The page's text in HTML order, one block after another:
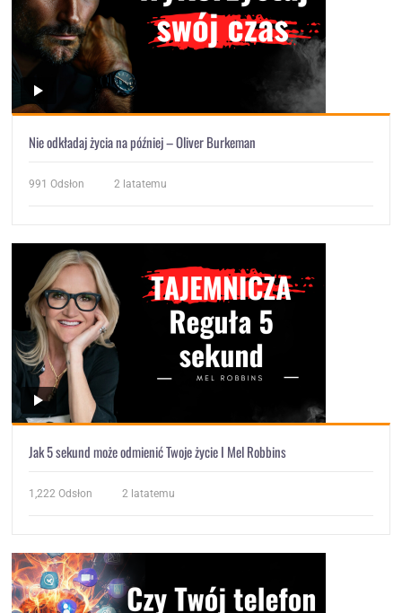
Nie odkładaj życia na później – Oliver Burkeman
991 Odsłon 2 latatemu
Jak 5 sekund może odmienić Twoje życie I Mel Robbins
1,222 Odsłon 2 latatemu